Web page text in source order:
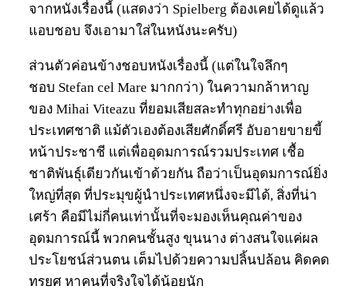
จากหนังเรื่องนี้ (แสดงว่า Spielberg ต้องเคยได้ดูแล้ว
แอบชอบ จึงเอามาใส่ในหนังนะครับ)
ส่วนตัวค่อนข้างชอบหนังเรื่องนี้ (แต่ในใจลึกๆ
ชอบ Stefan cel Mare มากกว่า) ในความกล้าหาญ
ของ Mihai Viteazu ที่ยอมเสียสละทำทุกอย่างเพื่อ
ประเทศชาติ แม้ตัวเองต้องเสียศักดิ์ศรี อับอายขายขี้
หน้าประชาชี แต่เพื่ออุดมการณ์รวมประเทศ เชื้อ
ชาติพันธุ์เดียวกันเข้าด้วยกัน ถือว่าเป็นอุดมการณ์ยิ่ง
ใหญ่ที่สุด ที่ประมุขผู้นำประเทศหนึ่งจะมีได้, สิ่งที่น่า
เศร้า คือมีไม่กี่คนเท่านั้นที่จะมองเห็นคุณค่าของ
อุดมการณ์นี้ พวกคนชั้นสูง ขุนนาง ต่างสนใจแค่ผล
ประโยชน์ส่วนตน เต็มไปด้วยความปลิ้นปล้อน คิดคด
ทรยศ หาคนที่จริงใจได้น้อยนัก